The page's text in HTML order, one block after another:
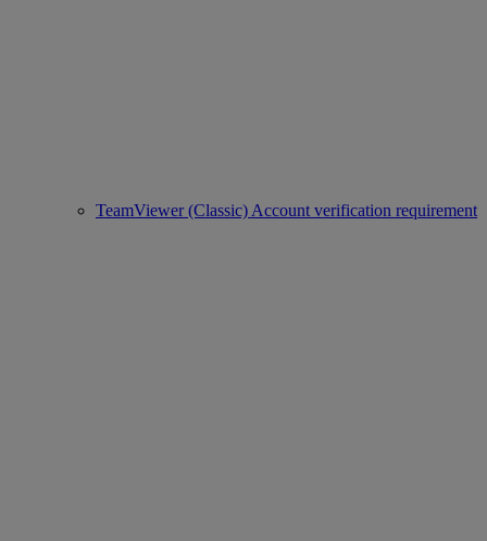
TeamViewer (Classic) Account verification requirement